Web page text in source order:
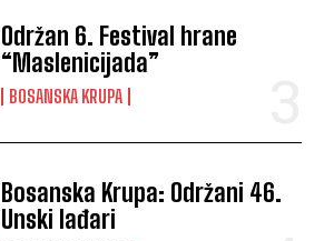
Održan 6. Festival hrane
“Maslenicijada”
BOSANSKA KRUPA
Bosanska Krupa: Održani 46.
Unski lađari